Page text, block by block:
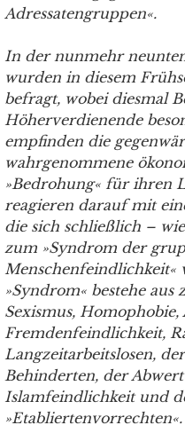
Adressatengruppen«.
In der nunmehr
wurden in diesem
befragt, wobei diesmal
Höherverdienende
empfinden die
wahrgenommene
»Bedrohung« für ihren
reagieren darauf mit
die sich schließlich –
zum »Syndrom der
Menschenfeindlichkeit«
»Syndrom« bestehe aus
Sexismus,
Fremdenfeindlichkeit,
Langzeitarbeitslosen,
Behinderten, der
Islamfeindlichkeit und
»Etabliertenvorrechten«.